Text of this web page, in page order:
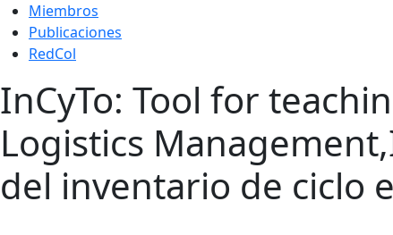
Miembros
Publicaciones
RedCol
InCyTo: Tool for
Logistics
del inventario de ciclo